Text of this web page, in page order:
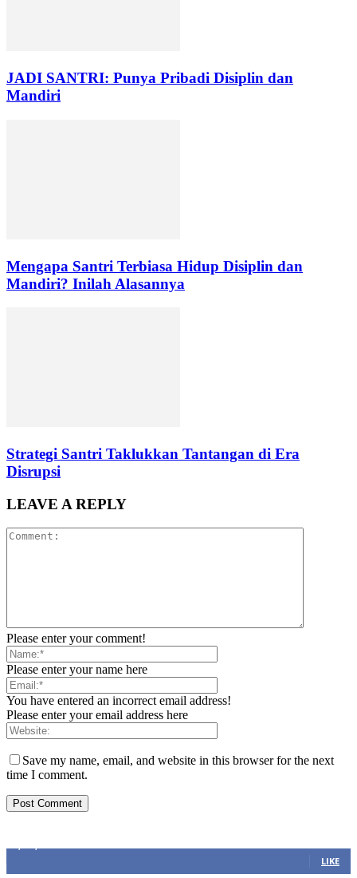
JADI SANTRI: Punya Pribadi Disiplin dan
Mandiri
Mengapa Santri Terbiasa Hidup Disiplin dan
Mandiri? Inilah Alasannya
Strategi Santri Taklukkan Tantangan di Era
Disrupsi
LEAVE A REPLY
Please enter your comment!
Please enter your name here
You have entered an incorrect email address!
Please enter your email address here
Save my name, email, and website in this browser for the next
time I comment.
LIKE